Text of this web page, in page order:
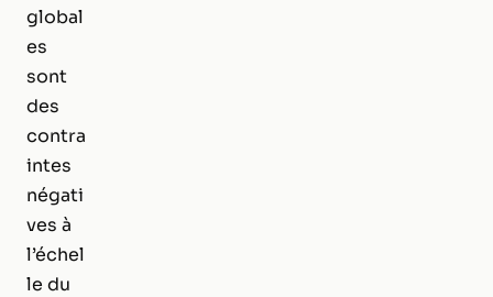
global
es
sont
des
contra
intes
négati
ves à
l’échel
le du